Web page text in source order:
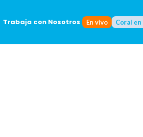
Trabaja con Nosotros En vivo Coral